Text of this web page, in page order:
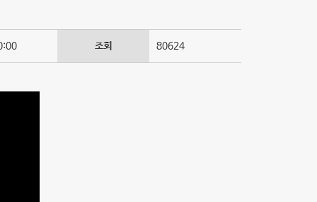
조회 80624